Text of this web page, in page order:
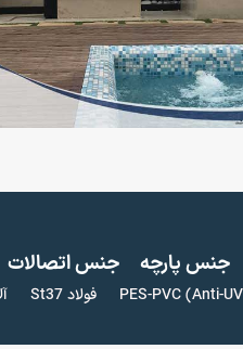
جنس پارچه جنس اتصالات
فولاد St37